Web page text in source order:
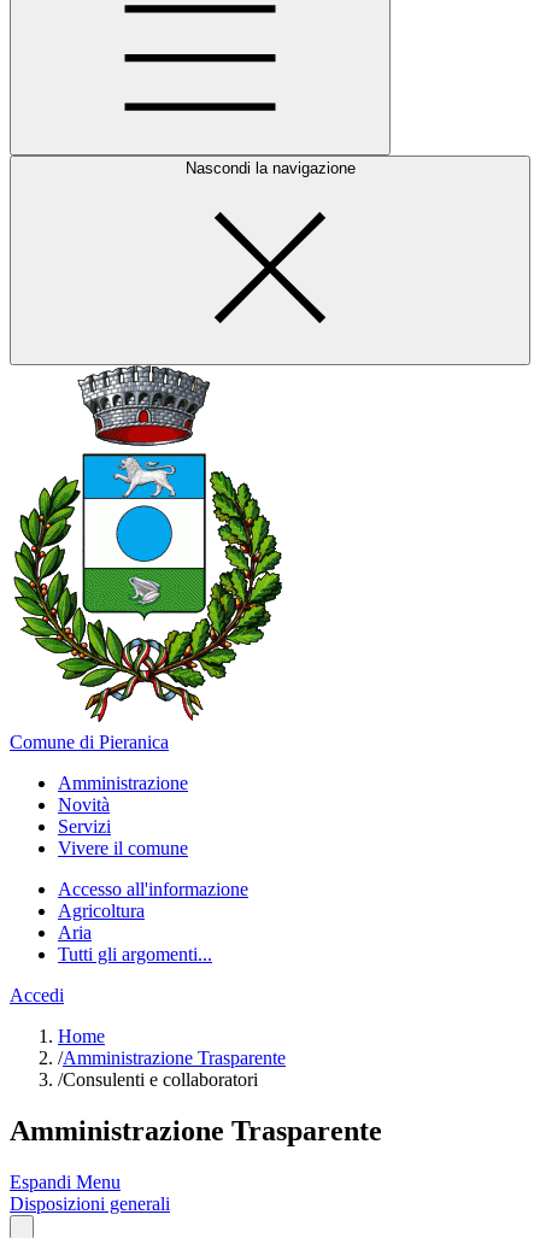
Nascondi la navigazione
Comune di Pieranica
Amministrazione
Novità
Servizi
Vivere il comune
Accesso all'informazione
Agricoltura
Aria
Tutti gli argomenti...
Accedi
Home
/Amministrazione Trasparente
/Consulenti e collaboratori
Amministrazione Trasparente
Espandi Menu
Disposizioni generali